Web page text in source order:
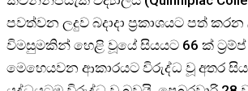
පවත්වන ලදුව බදාදා ප්‍රකාශයට පත්
විමසුමකින් හෙළි වූයේ සියයට 66 ක්
මෙහෙයවන ආකාරයට විරුද්ධ වූ අතර